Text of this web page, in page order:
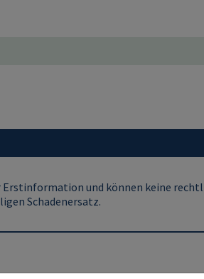
Erstinformation und können keine
Schadenersatz.